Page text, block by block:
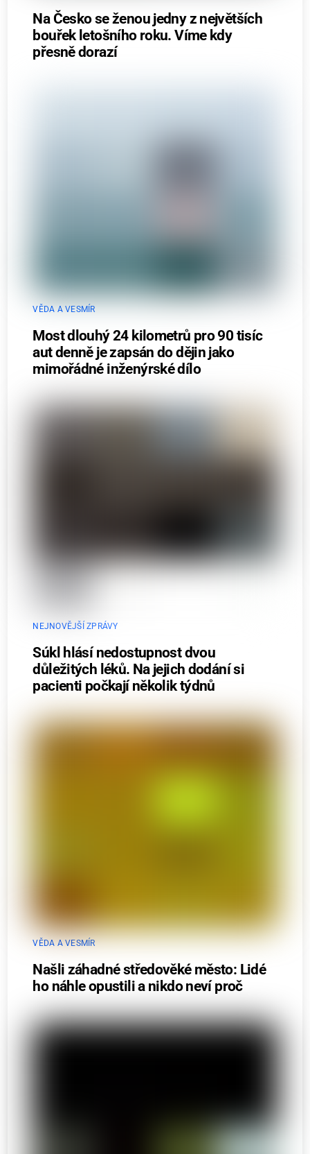
Na Česko se ženou jedny z největších
bouřek letošního roku. Víme kdy
přesně dorazí
VĚDA A VESMÍR
Most dlouhý 24 kilometrů pro 90 tisíc
aut denně je zapsán do dějin jako
mimořádné inženýrské dílo
NEJNOVĚJŠÍ ZPRÁVY
Súkl hlásí nedostupnost dvou
důležitých léků. Na jejich dodání si
pacienti počkají několik týdnů
VĚDA A VESMÍR
Našli záhadné středověké město: Lidé
ho náhle opustili a nikdo neví proč